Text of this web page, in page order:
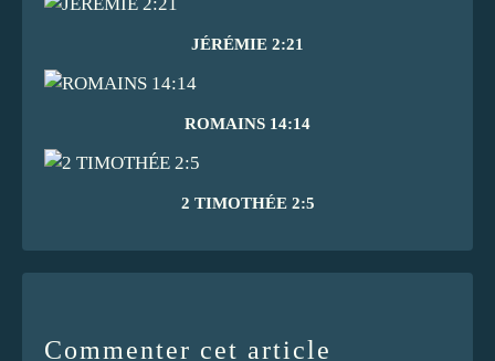
JÉRÉMIE 2:21
ROMAINS 14:14
2 TIMOTHÉE 2:5
Commenter cet article